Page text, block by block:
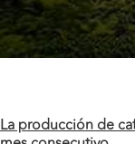
La producción de